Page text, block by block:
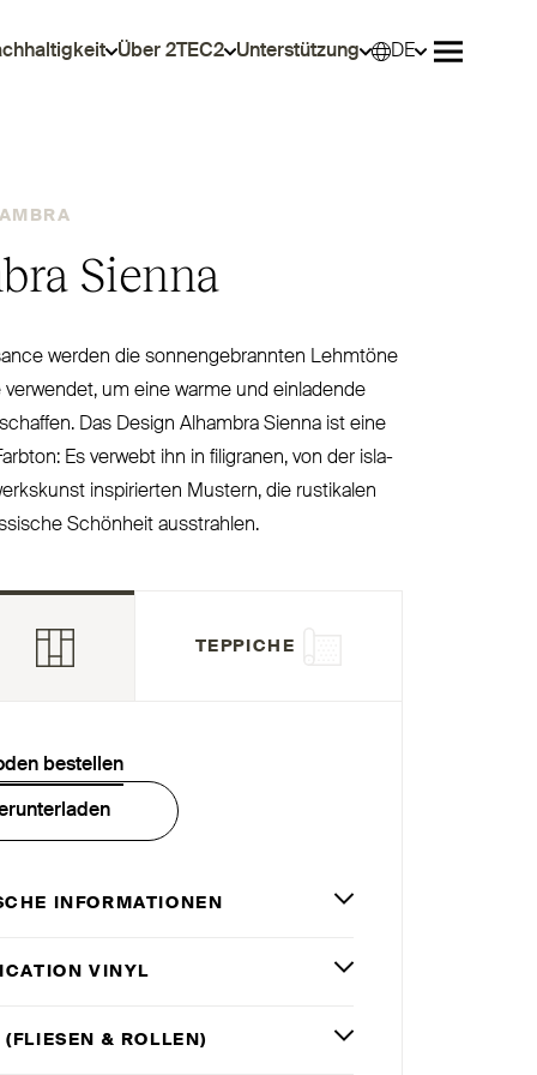
Über 2TEC2 Unterstützung
DE
Sienna
werden die son­nen­ge­brannten Lehmtöne
verwendet, um eine warme und ein­ladende
Das Design Alhambra Sienna ist eine
Es verwebt ihn in filigranen, von der isla­
inspi­rierten Mustern, die rus­tikalen
Schönheit ausstrahlen.
TEPPICHE
bestellen
INFORMATIONEN
VINYL
(FLIESEN& ROLLEN)